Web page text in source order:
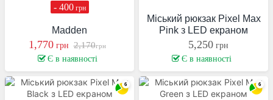
Madden
1,770грн 2,170грн
- 400грн
Є в наявності
Міський рюкзак Pixel Max
Pink з LED екраном
5,250 грн
Є в наявності